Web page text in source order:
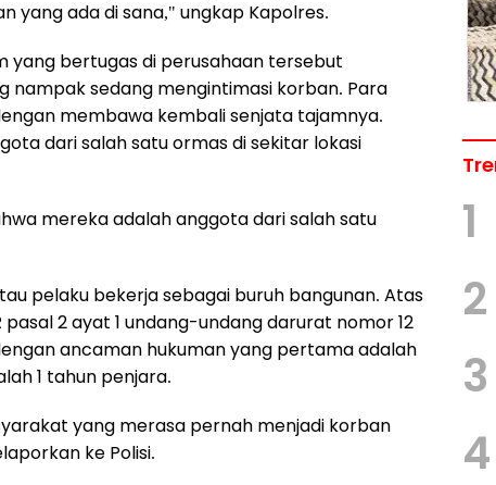
yang ada di sana," ungkap Kapolres.
bertugas di perusahaan tersebut
nampak sedang mengintimasi korban. Para
membawa kembali senjata tajamnya.
dari salah satu ormas di sekitar lokasi
mereka adalah anggota dari salah satu
pelaku bekerja sebagai buruh bangunan. Atas
2 ayat 1 undang-undang darurat nomor 12
ancaman hukuman yang pertama adalah
1 tahun penjara.
yang merasa pernah menjadi korban
ke Polisi.
1
2
3
4